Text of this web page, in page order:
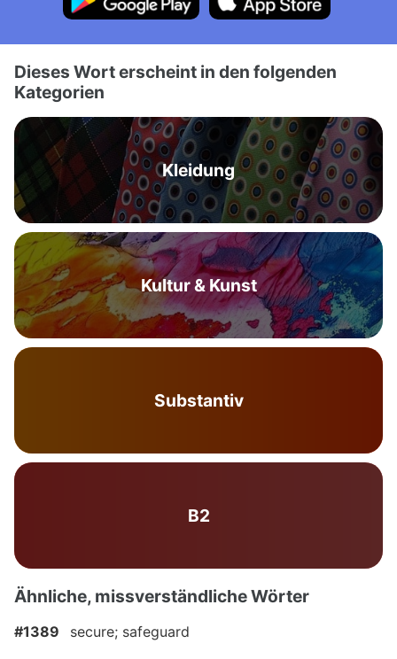
Dieses Wort erscheint in den folgenden
Kategorien
Kleidung
Kultur & Kunst
Substantiv
B2
Ähnliche, missverständliche Wörter
#1389 secure; safeguard